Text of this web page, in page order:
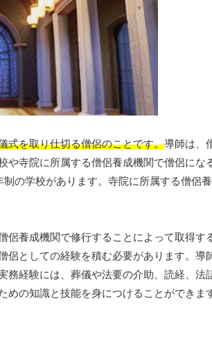
式を取り仕切る僧侶のことです。導師は、
寺院に所属する僧侶養成機関で僧侶にな
の学校があります。寺院に所属する僧侶
養成機関で修行することによって取得す
としての経験を積む必要があります。導
経験には、葬儀や法要の介助、読経、法
の知識と技能を身につけることができま